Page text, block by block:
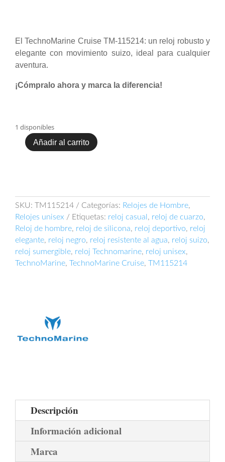
$ 1.150.000.$ 930.000.
El TechnoMarine Cruise TM-115214: un reloj robusto y
elegante con movimiento suizo, ideal para cualquier
aventura.
¡Cómpralo ahora y marca la diferencia!
1 disponibles
TechnoMarine
Añadir al carrito
SKU: TM115214 Categorías: Relojes de Hombre,
Relojes unisex
Etiquetas: reloj casual , reloj de cuarzo,
Reloj de hombre, reloj de silicona, reloj deportivo, reloj
elegante, reloj negro, reloj resistente al agua, reloj suizo,
reloj sumergible, reloj Technomarine, reloj unisex,
TechnoMarine, TechnoMarine Cruise, TM115214
Descripción
Información adicional
Marca